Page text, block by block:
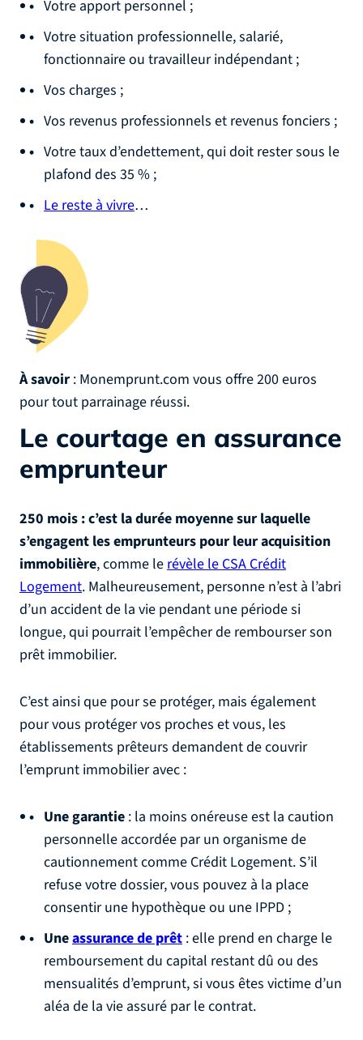
Votre apport personnel ;
Votre situation professionnelle, salarié,
fonctionnaire ou travailleur indépendant ;
Vos charges ;
Vos revenus professionnels et revenus fonciers ;
Votre taux d’endettement, qui doit rester sous le
plafond des 35 % ;
Le reste à vivre…
À savoir : Monemprunt.com vous offre 200 euros
pour tout parrainage réussi.
Le courtage en assurance
emprunteur
250 mois : c’est la durée moyenne sur laquelle
s’engagent les emprunteurs pour leur acquisition
immobilière, comme lerévèle le CSA Crédit
Logement. Malheureusement, personne n’est à l’abri
d’un accident de la vie pendant une période si
longue, qui pourrait l’empêcher de rembourser son
prêt immobilier.
C’est ainsi que pour se protéger, mais également
pour vous protéger vos proches et vous, les
établissements prêteurs demandent de couvrir
l’emprunt immobilier avec :
Une garantie : la moins onéreuse est la caution
personnelle accordée par un organisme de
cautionnement comme Crédit Logement. S’il
refuse votre dossier, vous pouvez à la place
consentir une hypothèque ou une IPPD ;
Uneassurance de prêt : elle prend en charge le
remboursement du capital restant dû ou des
mensualités d’emprunt, si vous êtes victime d’un
aléa de la vie assuré par le contrat.